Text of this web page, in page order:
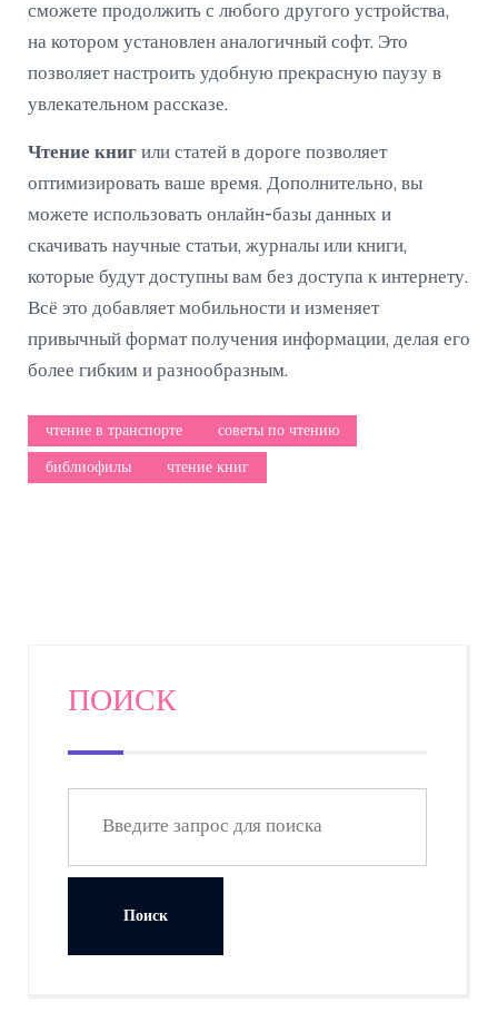
сможете продолжить с любого другого устройства,
на котором установлен аналогичный софт. Это
позволяет настроить удобную прекрасную паузу в
увлекательном рассказе.
Чтение книг или статей в дороге позволяет
оптимизировать ваше время. Дополнительно, вы
можете использовать онлайн-базы данных и
скачивать научные статьи, журналы или книги,
которые будут доступны вам без доступа к интернету.
Всё это добавляет мобильности и изменяет
привычный формат получения информации, делая его
более гибким и разнообразным.
чтение в транспорте советы по чтению
библиофилы чтение книг
ПОИСК